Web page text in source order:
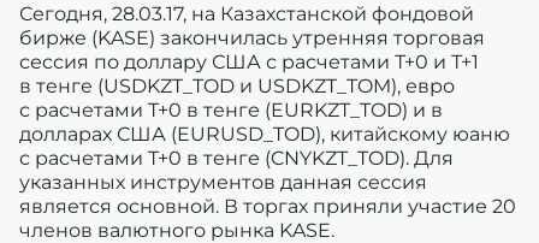
Сегодня, 28.03.17, на Казахстанской фондовой
бирже (KASE) закончилась утренняя торговая
сессия по доллару США с расчетами Т+0 и Т+1
в тенге (USDKZT_TOD и USDKZT_TOM), евро
с расчетами T+0 в тенге (EURKZT_TOD) и в
долларах США (EURUSD_TOD), китайскому юаню
с расчетами T+0 в тенге (CNYKZT_TOD). Для
указанных инструментов данная сессия
является основной. В торгах приняли участие 20
членов валютного рынка KASE.